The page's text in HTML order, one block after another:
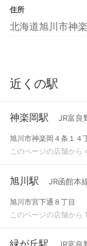
住所
北海道旭川市神
近くの駅
神楽岡駅 JR富良
旭川市神楽岡４条１４
このページの店舗から
旭川駅 JR函館本
旭川市宮下通８丁目
このページの店舗から
緑が丘駅